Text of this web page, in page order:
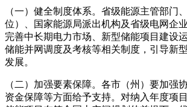
（一）健全制度体系。省级能源主管部门
位）、国家能源局派出机构及省级电网企
完善中长期电力市场、新型储能项目建设
储能并网调度及考核等相关制度，引导新
发展。
（二）加强要素保障。各市（州）要加强
资金保障等方面给予支持。对纳入年度项